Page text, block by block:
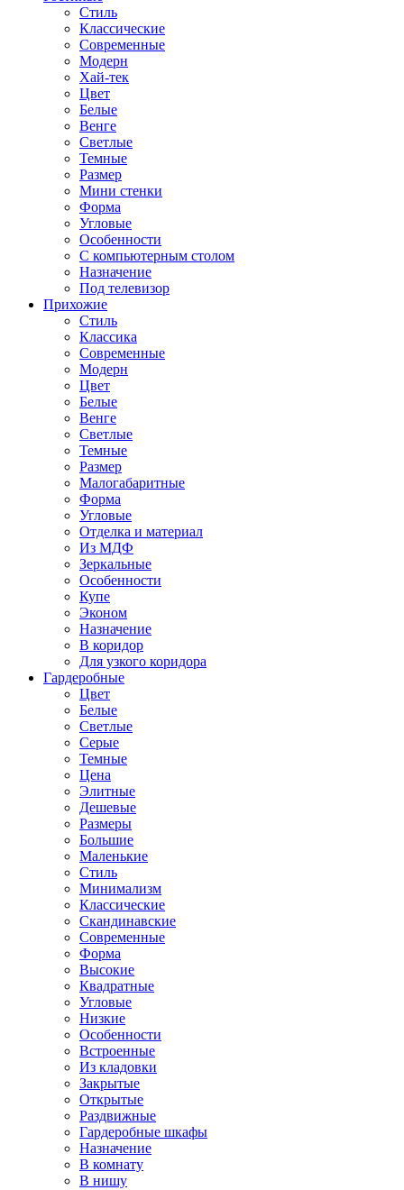
Стиль
Классические
Современные
Модерн
Хай-тек
Цвет
Белые
Венге
Светлые
Темные
Размер
Мини стенки
Форма
Угловые
Особенности
С компьютерным столом
Назначение
Под телевизор
Прихожие
Стиль
Классика
Современные
Модерн
Цвет
Белые
Венге
Светлые
Темные
Размер
Малогабаритные
Форма
Угловые
Отделка и материал
Из МДФ
Зеркальные
Особенности
Купе
Эконом
Назначение
В коридор
Для узкого коридора
Гардеробные
Цвет
Белые
Светлые
Серые
Темные
Цена
Элитные
Дешевые
Размеры
Большие
Маленькие
Стиль
Минимализм
Классические
Скандинавские
Современные
Форма
Высокие
Квадратные
Угловые
Низкие
Особенности
Встроенные
Из кладовки
Закрытые
Открытые
Раздвижные
Гардеробные шкафы
Назначение
В комнату
В нишу